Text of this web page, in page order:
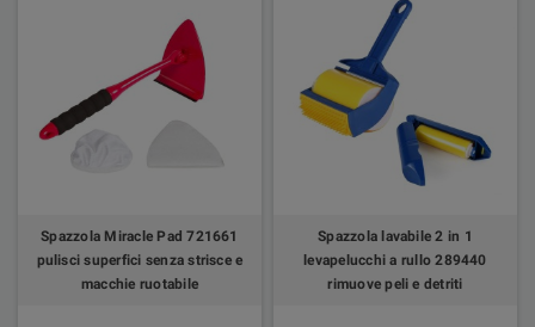
Spazzola Miracle Pad 721661
pulisci superfici senza strisce e
macchie ruotabile
Spazzola lavabile 2 in 1
levapelucchi a rullo 289440
rimuove peli e detriti